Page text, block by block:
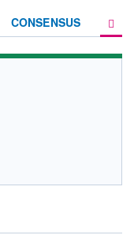
CONSENSUS